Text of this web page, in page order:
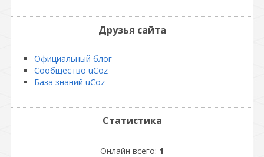
Друзья сайта
Официальный блог
Сообщество uCoz
База знаний uCoz
Статистика
Онлайн всего: 1